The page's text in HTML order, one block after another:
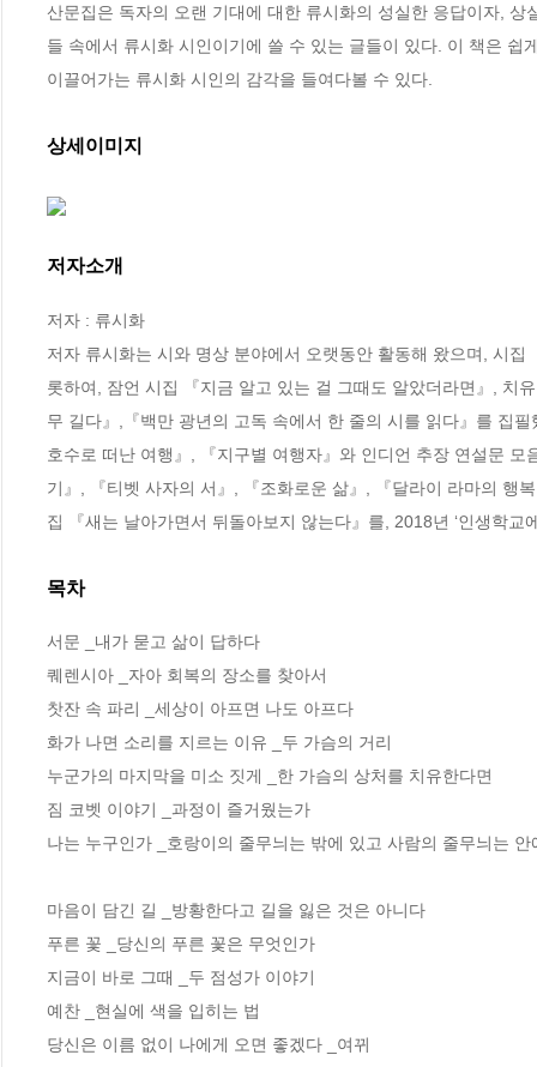
산문집은 독자의 오랜 기대에 대한 류시화의 성실한 응답이자,
들 속에서 류시화 시인이기에 쓸 수 있는 글들이 있다. 이 책은 쉽
이끌어가는 류시화 시인의 감각을 들여다볼 수 있다.
상세이미지
저자소개
저자 : 류시화
저자 류시화는 시와 명상 분야에서 오랫동안 활동해 왔으며, 시
롯하여, 잠언 시집 『지금 알고 있는 걸 그때도 알았더라면』, 치
무 길다』,『백만 광년의 고독 속에서 한 줄의 시를 읽다』를 집
호수로 떠난 여행』, 『지구별 여행자』와 인디언 추장 연설문
기』, 『티벳 사자의 서』, 『조화로운 삶』, 『달라이 라마의 행
집 『새는 날아가면서 뒤돌아보지 않는다』를, 2018년 ‘인생학
목차
서문 _내가 묻고 삶이 답하다
퀘렌시아 _자아 회복의 장소를 찾아서
찻잔 속 파리 _세상이 아프면 나도 아프다
화가 나면 소리를 지르는 이유 _두 가슴의 거리
누군가의 마지막을 미소 짓게 _한 가슴의 상처를 치유한다면
짐 코벳 이야기 _과정이 즐거웠는가
나는 누구인가 _호랑이의 줄무늬는 밖에 있고 사람의 줄무늬는
마음이 담긴 길 _방황한다고 길을 잃은 것은 아니다
푸른 꽃 _당신의 푸른 꽃은 무엇인가
지금이 바로 그때 _두 점성가 이야기
예찬 _현실에 색을 입히는 법
당신은 이름 없이 나에게 오면 좋겠다 _여뀌